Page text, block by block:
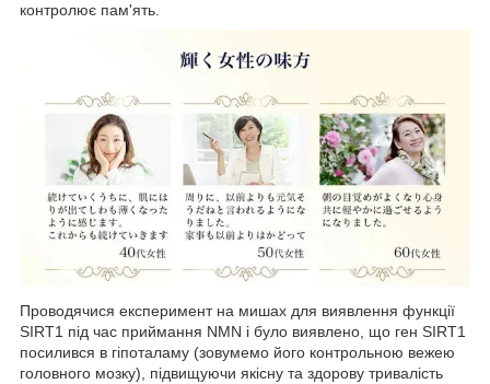
контролює пам'ять.
Проводячися експеримент на мишах для виявлення функції
SIRT1 під час приймання NMN і було виявлено, що ген SIRT1
посилився в гіпоталаму (зовумемо його контрольною вежею
головного мозку), підвищуючи якісну та здорову тривалість